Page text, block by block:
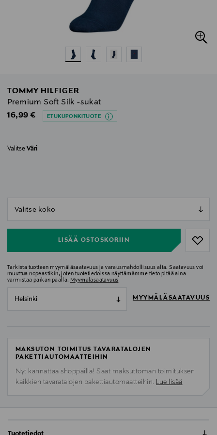
TOMMY HILFIGER
Premium Soft Silk -sukat
Original Price
16,99 € ETUKUPONKITUOTE
Valitse Väri
LISÄÄ OSTOSKORIIN
Tarkista tuotteen myymäläsaatavuus ja varausmahdollisuus alta. Saatavuus voi
muuttua nopeastikin, joten tuotetiedoissa näyttämämme tieto pitää aina
varmistaa paikan päällä. Myymäläsaatavuus
Helsinki MYYMÄLÄSAATAVUUS
MAKSUTON TOIMITUS TAVARATALOJEN
PAKETTIAUTOMAATTEIHIN
Nyt kannattaa shoppailla! Saat maksuttoman toimituksen
kaikkien tavaratalojen pakettiautomaatteihin. Lue lisää